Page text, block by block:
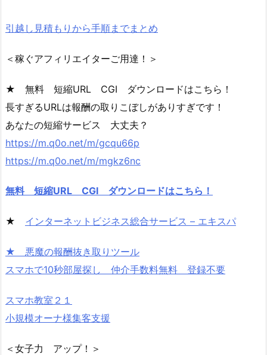
引越し見積もりから手順までまとめ
＜稼ぐアフィリエイターご用達！＞
★ 無料 短縮URL CGI ダウンロードはこちら！
長すぎるURLは報酬の取りこぼしがありすぎです！
あなたの短縮サービス 大丈夫？
https://m.q0o.net/m/gcqu66p
https://m.q0o.net/m/mgkz6nc
無料 短縮URL CGI ダウンロードはこちら！
★ インターネットビジネス総合サービス – エキスパ
★ 悪魔の報酬抜き取りツール
スマホで10秒部屋探し 仲介手数料無料 登録不要
スマホ教室２１
小規模オーナ様集客支援
＜女子力 アップ！＞